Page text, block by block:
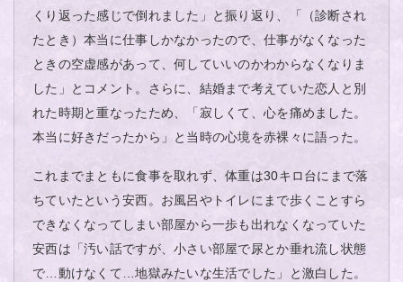
くり返った感じで倒れました」と振り返り、「（診断され
たとき）本当に仕事しかなかったので、仕事がなくなった
ときの空虚感があって、何していいのかわからなくなりま
した」とコメント。さらに、結婚まで考えていた恋人と別
れた時期と重なったため、「寂しくて、心を痛めました。
本当に好きだったから」と当時の心境を赤裸々に語った。
これまでまともに食事を取れず、体重は30キロ台にまで落
ちていたという安西。お風呂やトイレにまで歩くことすら
できなくなってしまい部屋から一歩も出れなくなっていた
安西は「汚い話ですが、小さい部屋で尿とか垂れ流し状態
で…動けなくて…地獄みたいな生活でした」と激白した。